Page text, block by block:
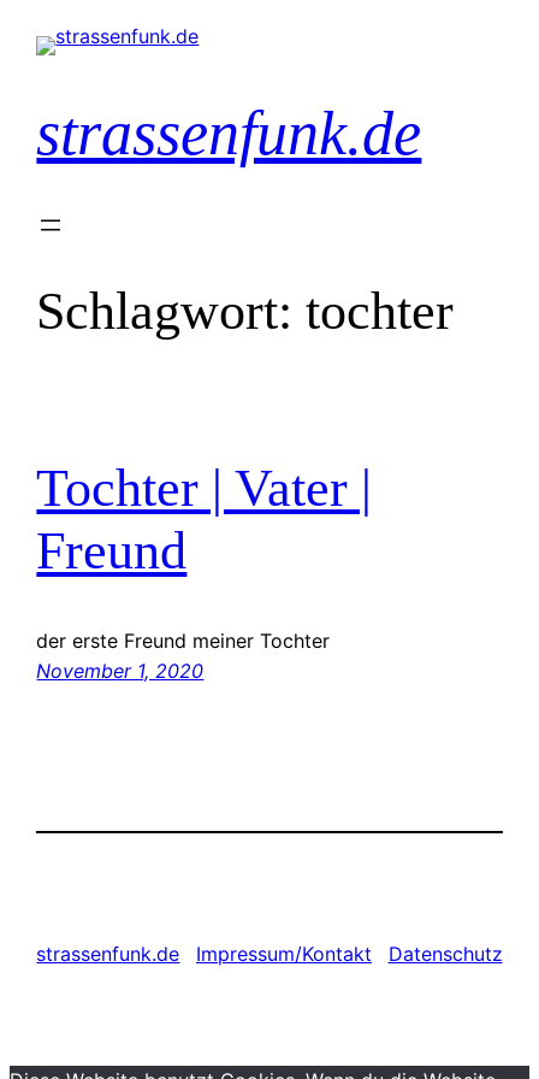
Inhalt
strassenfunk.de
Schlagwort:tochter
Tochter | Vater |
Freund
der erste Freund meiner Tochter
November 1, 2020
strassenfunk.de Impressum/Kontakt Datenschutz